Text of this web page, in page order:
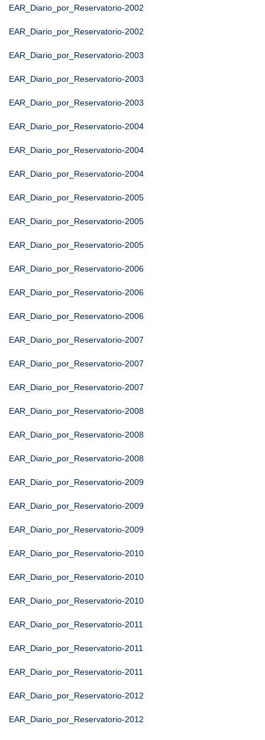
EAR_Diario_por_Reservatorio-2002
EAR_Diario_por_Reservatorio-2002
EAR_Diario_por_Reservatorio-2003
EAR_Diario_por_Reservatorio-2003
EAR_Diario_por_Reservatorio-2003
EAR_Diario_por_Reservatorio-2004
EAR_Diario_por_Reservatorio-2004
EAR_Diario_por_Reservatorio-2004
EAR_Diario_por_Reservatorio-2005
EAR_Diario_por_Reservatorio-2005
EAR_Diario_por_Reservatorio-2005
EAR_Diario_por_Reservatorio-2006
EAR_Diario_por_Reservatorio-2006
EAR_Diario_por_Reservatorio-2006
EAR_Diario_por_Reservatorio-2007
EAR_Diario_por_Reservatorio-2007
EAR_Diario_por_Reservatorio-2007
EAR_Diario_por_Reservatorio-2008
EAR_Diario_por_Reservatorio-2008
EAR_Diario_por_Reservatorio-2008
EAR_Diario_por_Reservatorio-2009
EAR_Diario_por_Reservatorio-2009
EAR_Diario_por_Reservatorio-2009
EAR_Diario_por_Reservatorio-2010
EAR_Diario_por_Reservatorio-2010
EAR_Diario_por_Reservatorio-2010
EAR_Diario_por_Reservatorio-2011
EAR_Diario_por_Reservatorio-2011
EAR_Diario_por_Reservatorio-2011
EAR_Diario_por_Reservatorio-2012
EAR_Diario_por_Reservatorio-2012